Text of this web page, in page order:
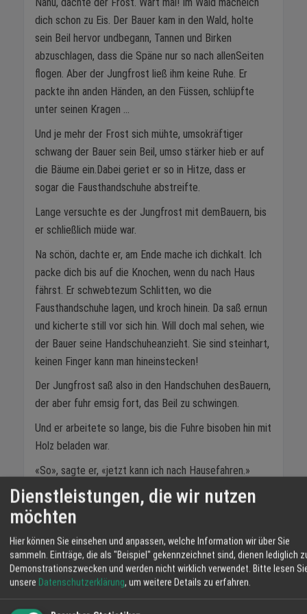
dich schon zu Eis. Der Bauer kam in den Wald, holte
sein Beil hervor undbegann, Tannen und Birken
abzuschlagen, dass die Späne nur so nach allenSeiten
flogen. Aber der Jungfrost ließ ihm keine Ruhe. Er
packte ihn anden Händen, an den Füssen, schlüpfte
unter seinen Kragen ...
Und je mehr der Frost sich mühte, umsokräftiger
schwang der Bauer sein Beil, umso stärker hieb er auf
die Bäume ein.Dabei geriet er so in Hitze, dass er
sogar die Fausthandschuhe abstreifte.
Lange versuchte es der Jungfrost mit demBauern, bis
er schließlich müde war.
Na schön, dachte er, am Ende mache ich dichkalt. Ich
packe dich bis auf die Knochen, wenn du nach Haus
fährst. Er schwebtezum Schlitten, wo die
Fausthandschuhe lagen, und kroch hinein. Da saß ernun
und kicherte still vor sich hin. Will doch mal sehen, wie
der Bauer seine Handschuheanzieht. Sie sind steinhart,
keinen Finger kann man hineinstecken!
Der Jungfrost saß also in den Handschuhen desBauern,
der aber fuhr emsig fort, das Beil zu schwingen.
Und er arbeitete so lange, bis die Fuhre bisoben hin mit
Holz beladen war.
«So», sagte er, «jetzt kann ich nach Hausefahren.»
Der Bauer nahm seine Handschuhe, wollte sieanziehen,
aber sie waren wie aus Eisen.
Na, was wirst du jetzt machen? dachte derJungfrost
voller Spott.
Der Bauer aber, als er sah, dass dieHandschuhe
Dienstleistungen, die wir nutzen
möchten
Hier können Sie einsehen und anpassen, welche Information wir über Sie
sammeln. Einträge, die als "Beispiel" gekennzeichnet sind, dienen lediglich
Demonstrationszwecken und werden nicht wirklich verwendet. Bitte lesen
unsere Datenschutzerklärung, um weitere Details zu erfahren.